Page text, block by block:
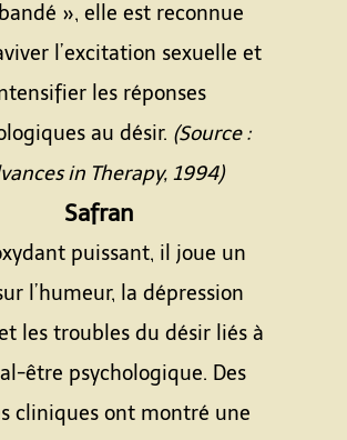
», elle est reconnue
l’excitation sexuelle et
les réponses
au désir. (Source :
in Therapy, 1994)
Safran
puissant, il joue un
l’humeur, la dépression
les troubles du désir liés à
être psychologique. Des
cliniques ont montré une